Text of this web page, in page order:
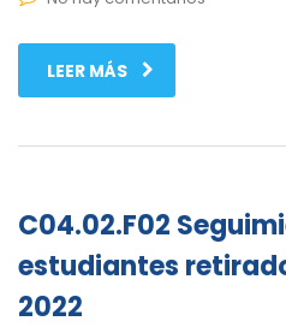
LEER MÁS
C04.02.F02
estudiantes
2022